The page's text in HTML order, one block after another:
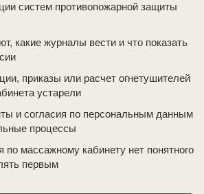
систем противопожарной защиты
какие журналы вести и что показать
приказы или расчет огнетушителей
устарели
и согласия по персональным данным
процессы
по массажному кабинету нет понятного
первым